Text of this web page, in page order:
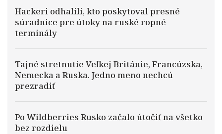
Hackeri odhalili, kto poskytoval presné
súradnice pre útoky na ruské ropné
terminály
Tajné stretnutie Veľkej Británie, Francúzska,
Nemecka a Ruska. Jedno meno nechcú
prezradiť
Po Wildberries Rusko začalo útočiť na všetko
bez rozdielu